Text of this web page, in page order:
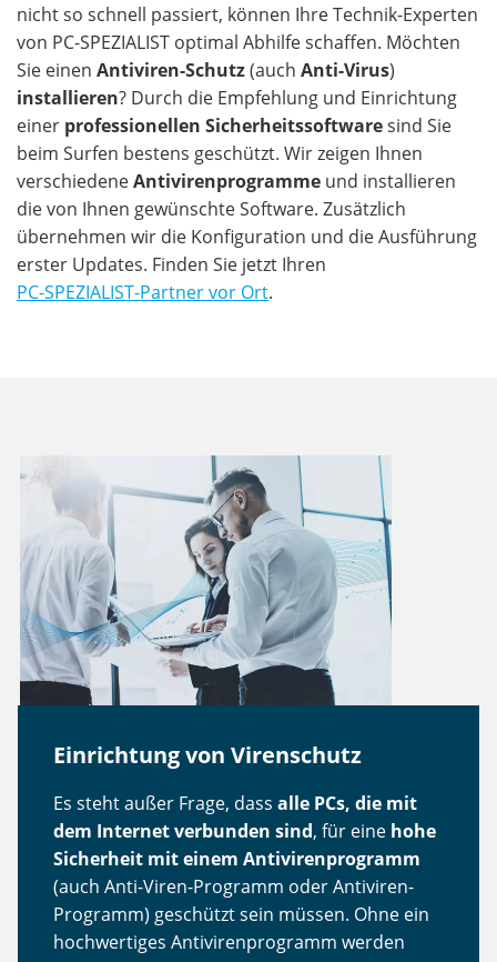
nicht so schnell passiert, können Ihre Technik-Experten
von PC-SPEZIALIST optimal Abhilfe schaffen. Möchten
Sie einen Antiviren-Schutz(auch Anti-Virus)
installieren? Durch die Empfehlung und Einrichtung
einer professionellen Sicherheitssoftwaresind Sie
beim Surfen bestens geschützt. Wir zeigen Ihnen
verschiedeneAntivirenprogramme und installieren
die von Ihnen gewünschte Software. Zusätzlich
übernehmen wir die Konfiguration und die Ausführung
erster Updates. Finden Sie jetzt Ihren
PC-SPEZIALIST-Partner vor Ort.
Einrichtung von Virenschutz
Es steht außer Frage, dass alle PCs, die mit
dem Internet verbunden sind, für eine hohe
Sicherheit mit einem Antivirenprogramm
(auch Anti-Viren-Programm oder Antiviren-
Programm) geschützt sein müssen. Ohne ein
hochwertiges Antivirenprogramm werden